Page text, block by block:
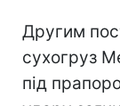
Другим
сухогруз
під